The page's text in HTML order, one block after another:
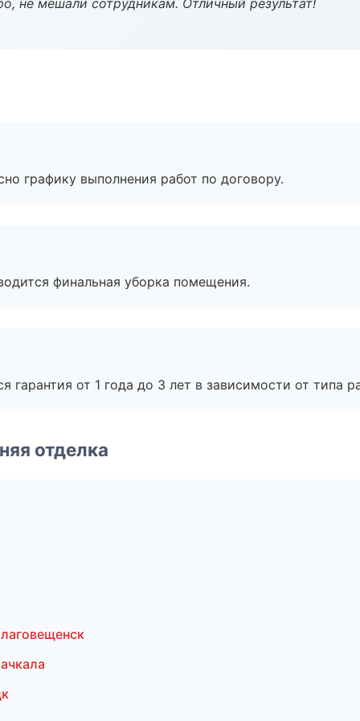
не мешали сотрудникам. Отличный результат!
графику выполнения работ по договору.
финальная уборка помещения.
гарантия от 1 года до 3 лет в зависимости от типа
отделка